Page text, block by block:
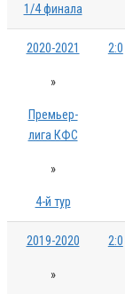
1/4 финала
2020-2021
»
Премьер-
лига КФС
»
4-й тур
2:0
2019-2020
»
2:0